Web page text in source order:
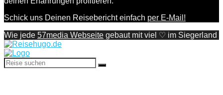
Schick uns Deinen Reisebericht einfach per E-Mail!
Wie jede 57media Webseite gebaut mit viel ♡ im Siegerland